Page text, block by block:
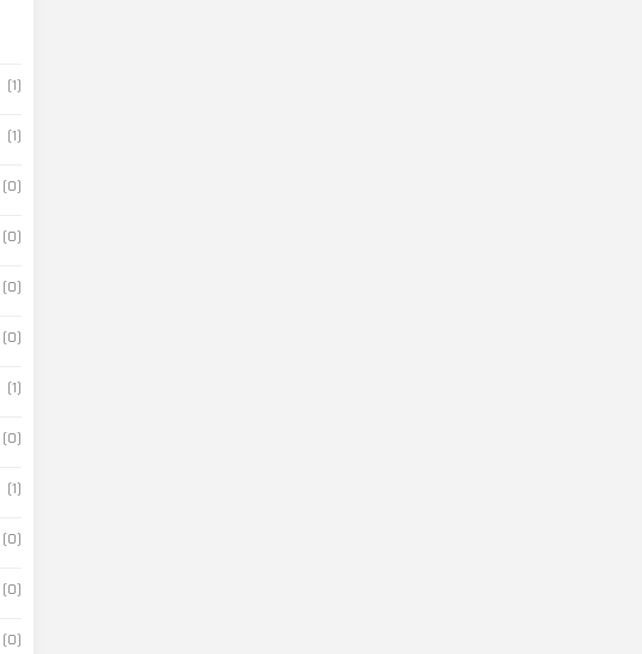
(1)
(1)
(0)
(0)
(0)
(0)
(1)
(0)
(1)
(0)
(0)
(0)